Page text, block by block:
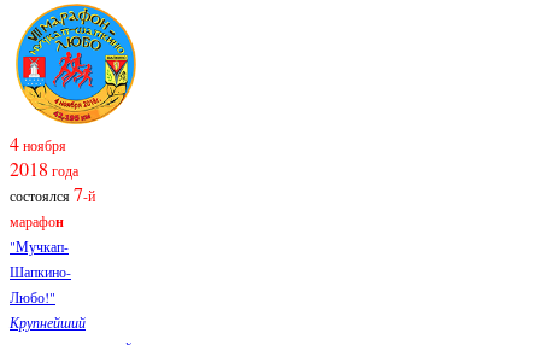
4ноября
2018 года
состоялся7-й
марафон
"Мучкап-
Шапкино-
Любо!"
Крупнейший